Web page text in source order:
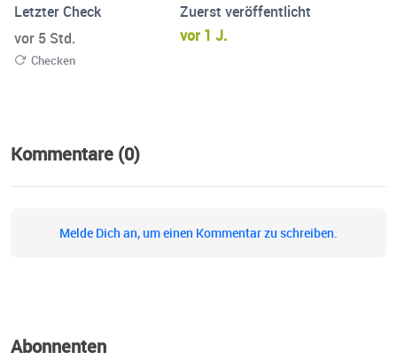
Letzter Check
vor 5 Std.
Checken
Zuerst veröffentlicht
vor 1 J.
Kommentare (0)
Melde Dich an, um einen Kommentar zu schreiben.
Abonnenten